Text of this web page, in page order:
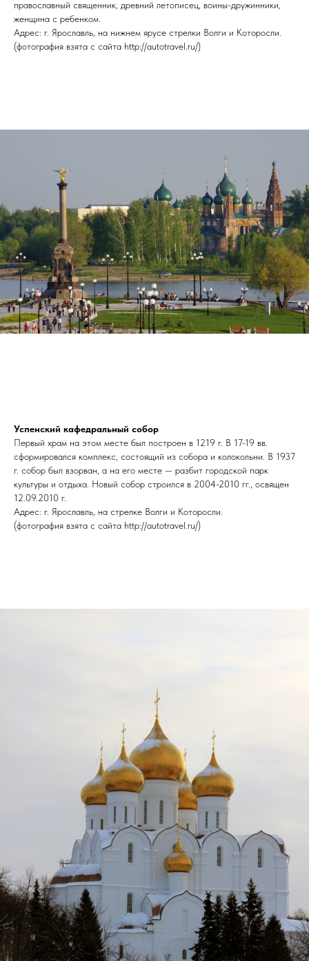
православный священник, древний летописец, воины-дружинники,
женщина с ребенком.
Адрес: г. Ярославль, на нижнем ярусе стрелки Волги и Которосли.
(фотография взята с сайта http://autotravel.ru/)
Успенский кафедральный собор
Первый храм на этом месте был построен в 1219 г. В 17-19 вв.
сформировался комплекс, состоящий из собора и колокольни. В 1937
г. собор был взорван, а на его месте — разбит городской парк
культуры и отдыха. Новый собор строился в 2004-2010 гг., освящен
12.09.2010 г.
Адрес: г. Ярославль, на стрелке Волги и Которосли.
(фотография взята с сайта http://autotravel.ru/)